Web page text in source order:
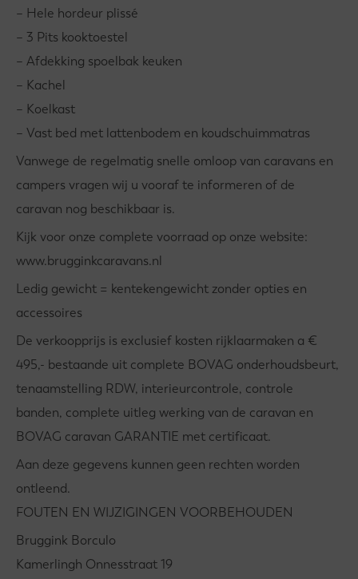
– Hele hordeur plissé
– 3 Pits kooktoestel
– Afdekking spoelbak keuken
– Kachel
– Koelkast
– Vast bed met lattenbodem en koudschuimmatras
Vanwege de regelmatig snelle omloop van caravans en
campers vragen wij u vooraf te informeren of de
caravan nog beschikbaar is.
Kijk voor onze complete voorraad op onze website:
www.brugginkcaravans.nl
Ledig gewicht = kentekengewicht zonder opties en
accessoires
De verkoopprijs is exclusief kosten rijklaarmaken a €
495,- bestaande uit complete BOVAG onderhoudsbeurt,
tenaamstelling RDW, interieurcontrole, controle
banden, complete uitleg werking van de caravan en
BOVAG caravan GARANTIE met certificaat.
Aan deze gegevens kunnen geen rechten worden
ontleend.
FOUTEN EN WIJZIGINGEN VOORBEHOUDEN
Bruggink Borculo
Kamerlingh Onnesstraat 19